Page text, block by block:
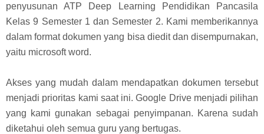
penyusunan ATP Deep Learning Pendidikan Pancasila
Kelas 9 Semester 1 dan Semester 2. Kami memberikannya
dalam format dokumen yang bisa diedit dan disempurnakan,
yaitu microsoft word.
Akses yang mudah dalam mendapatkan dokumen tersebut
menjadi prioritas kami saat ini. Google Drive menjadi pilihan
yang kami gunakan sebagai penyimpanan. Karena sudah
diketahui oleh semua guru yang bertugas.